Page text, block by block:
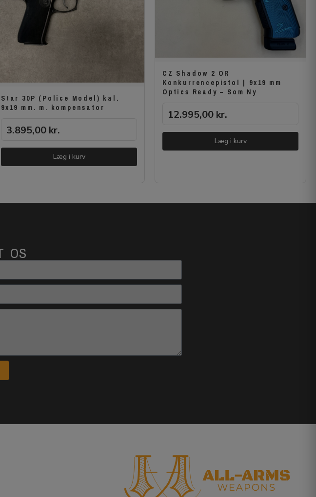
Star 30P (Police Model) kal.
9x19 mm. m. kompensator
3.895,00 kr.
Læg i kurv
CZ Shadow 2 OR
Konkurrencepistol | 9x19 mm
Optics Ready – Som Ny
12.995,00 kr.
Læg i kurv
OS